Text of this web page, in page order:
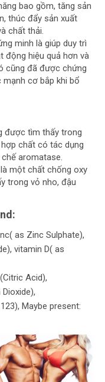
bao gồm, tăng sản
thúc đẩy sản xuất
chất thải.
minh là giúp duy trì
động hiệu quả hơn và
cũng đã được chứng
cơ bắp khi bổ
được tìm thấy trong
chất có tác dụng
aromatase.
một chất chống oxy
trong vỏ nho, đậu
as Zinc Sulphate),
vitamin D( as
Acid),
Maybe present: